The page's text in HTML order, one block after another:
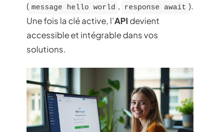
( message hello world , response await ).
Une fois la clé active, l’API devient
accessible et intégrable dans vos
solutions.